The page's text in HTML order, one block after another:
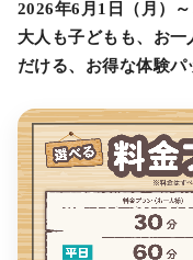
2026年6月1日（月）
大人も子どもも、お
だける、お得な体験パ